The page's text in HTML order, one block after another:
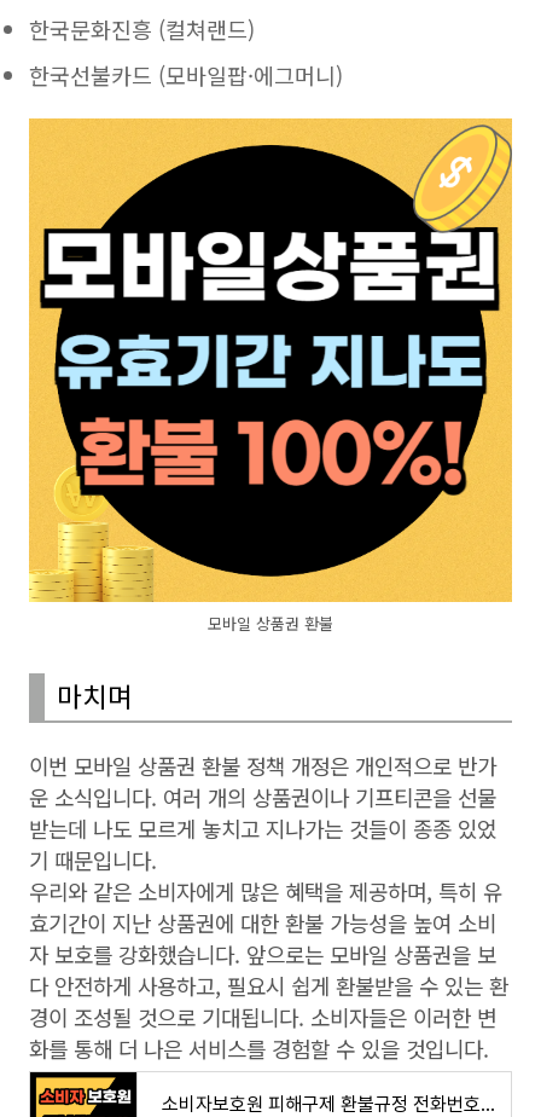
한국문화진흥 (컬쳐랜드)
한국선불카드 (모바일팝·에그머니)
모바일 상품권 환불
마치며
이번 모바일 상품권 환불 정책 개정은 개인적으로 반가
운 소식입니다. 여러 개의 상품권이나 기프티콘을 선물
받는데 나도 모르게 놓치고 지나가는 것들이 종종 있었
기 때문입니다.
우리와 같은 소비자에게 많은 혜택을 제공하며, 특히 유
효기간이 지난 상품권에 대한 환불 가능성을 높여 소비
자 보호를 강화했습니다. 앞으로는 모바일 상품권을 보
다 안전하게 사용하고, 필요시 쉽게 환불받을 수 있는 환
경이 조성될 것으로 기대됩니다. 소비자들은 이러한 변
화를 통해 더 나은 서비스를 경험할 수 있을 것입니다.
소비자보호원 피해구제 환불규정 전화번호 이렇게 하면 된다.